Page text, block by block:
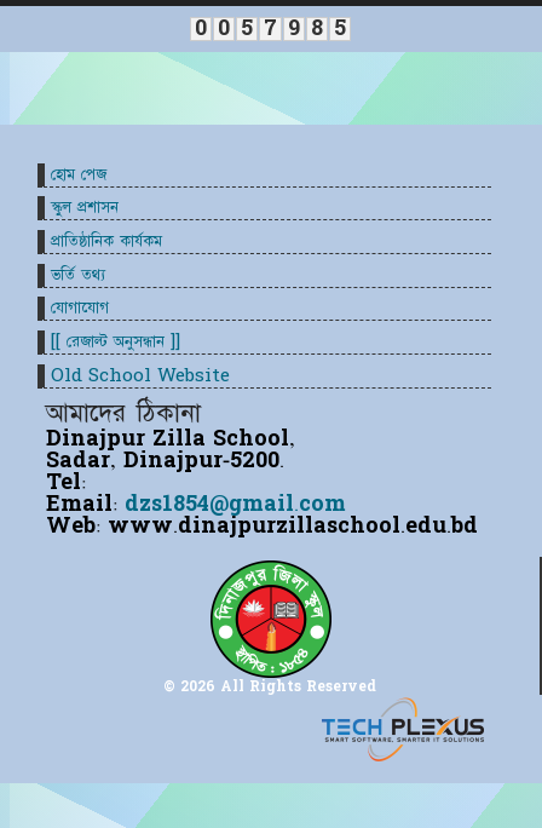
0 0 5 7 9 8 5
© 2026 All Rights Reserved
আমাদের ঠিকানা
Dinajpur Zilla School,
Sadar, Dinajpur-5200.
Tel:
Email: dzs1854@gmail.com
Web: www.dinajpurzillaschool.edu.bd
হোম পেজ
স্কুল প্রশাসন
প্রাতিষ্ঠানিক কার্যকম
ভর্তি তথ্য
যোগাযোগ
[[ রেজাল্ট অনুসন্ধান ]]
Old School Website